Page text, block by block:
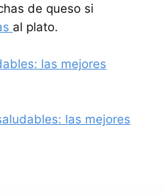
de queso si
al plato.
las mejores
las mejores